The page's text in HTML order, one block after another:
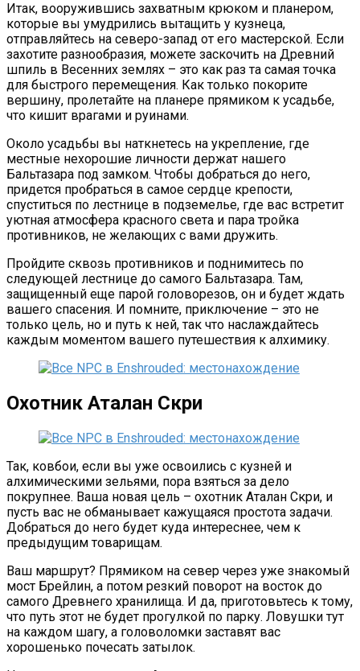
Итак, вооружившись захватным крюком и планером,
которые вы умудрились вытащить у кузнеца,
отправляйтесь на северо-запад от его мастерской. Если
захотите разнообразия, можете заскочить на Древний
шпиль в Весенних землях – это как раз та самая точка
для быстрого перемещения. Как только покорите
вершину, пролетайте на планере прямиком к усадьбе,
что кишит врагами и руинами.
Около усадьбы вы наткнетесь на укрепление, где
местные нехорошие личности держат нашего
Бальтазара под замком. Чтобы добраться до него,
придется пробраться в самое сердце крепости,
спуститься по лестнице в подземелье, где вас встретит
уютная атмосфера красного света и пара тройка
противников, не желающих с вами дружить.
Пройдите сквозь противников и поднимитесь по
следующей лестнице до самого Бальтазара. Там,
защищенный еще парой головорезов, он и будет ждать
вашего спасения. И помните, приключение – это не
только цель, но и путь к ней, так что наслаждайтесь
каждым моментом вашего путешествия к алхимику.
Охотник Аталан Скри
Так, ковбои, если вы уже освоились с кузней и
алхимическими зельями, пора взяться за дело
покрупнее. Ваша новая цель – охотник Аталан Скри, и
пусть вас не обманывает кажущаяся простота задачи.
Добраться до него будет куда интереснее, чем к
предыдущим товарищам.
Ваш маршрут? Прямиком на север через уже знакомый
мост Брейлин, а потом резкий поворот на восток до
самого Древнего хранилища. И да, приготовьтесь к тому,
что путь этот не будет прогулкой по парку. Ловушки тут
на каждом шагу, а головоломки заставят вас
хорошенько почесать затылок.